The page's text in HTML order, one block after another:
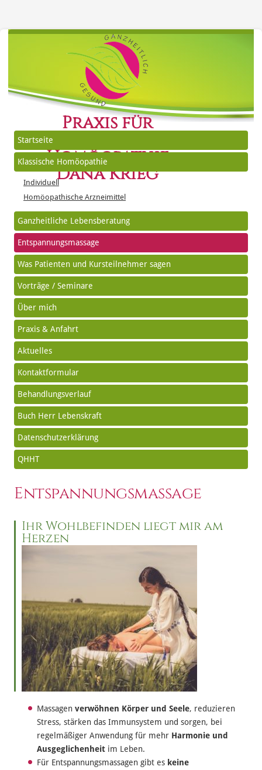
Praxis für
Homöopathie
Dana Krieg
Startseite
Klassische Homöopathie
Individuell
Homöopathische Arzneimittel
Ganzheitliche Lebensberatung
Entspannungsmassage
Was Patienten und Kursteilnehmer sagen
Vorträge / Seminare
Über mich
Praxis & Anfahrt
Aktuelles
Kontaktformular
Behandlungsverlauf
Buch Herr Lebenskraft
Datenschutzerklärung
QHHT
Entspannungsmassage
Ihr Wohlbefinden liegt mir am
Herzen
Massagen verwöhnen Körper und Seele, reduzieren
Stress, stärken das Immunsystem und sorgen, bei
regelmäßiger Anwendung für mehr Harmonie und
Ausgeglichenheit im Leben.
Für Entspannungsmassagen gibt es keine